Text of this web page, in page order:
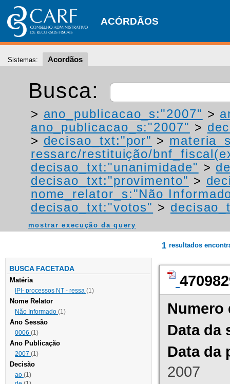
ACÓRDÃOS
Sistemas: Acordãos
Busca:
> ano_publicacao_s:"2007" >
ano_publicacao_s:"2007" >
> decisao_txt:"por" >
ressarc/restituição/
decisao_txt:"unanimidade" >
decisao_txt:"provimento" >
nome_relator_s:"Não
decisao_txt:"votos" >
mostrar execução da query
BUSCA FACETADA
Matéria
IPI- processos NT - ressa (1)
Nome Relator
Não Informado (1)
Ano Sessão
0006 (1)
Ano Publicação
2007 (1)
Decisão
ao (1)
1 resultados
Numero
Data da
Data da
2007